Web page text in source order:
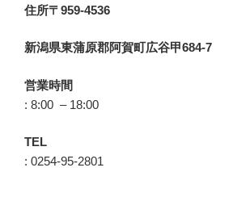
住所〒959-4536
新潟県東蒲原郡阿賀町広谷甲684-7
営業時間
: 8:00 – 18:00
TEL
: 0254-95-2801